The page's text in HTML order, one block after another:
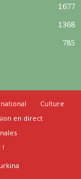
1677
1368
785
Culture
en direct
!